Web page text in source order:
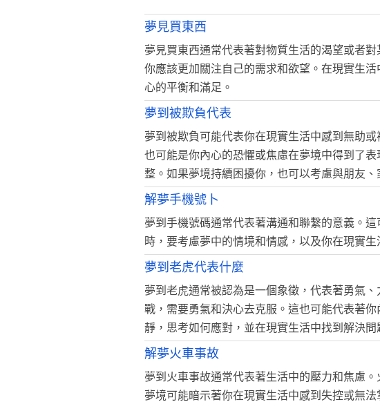
夢見買東西
夢見買東西通常代表著對物質生活的渴望或者
你應該更加關注自己的需求和欲望。在現實生
心的平衡和滿足。
夢到被欺負代表
夢到被欺負可能代表你在現實生活中感到無助
也可能是你內心的恐懼或焦慮在夢境中得到了
整。如果夢境持續困擾你，也可以考慮與朋友、
解夢手機號卜
夢到手機號碼通常代表著溝通和聯繫的意義。
時，要考慮夢中的情境和情感，以及你在現實
夢到老虎代表什麼
夢到老虎通常被認為是一個象徵，代表著勇氣
戰，需要勇氣和決心去克服。這也可能代表著
靜，思考如何應對，並在現實生活中找到解決問
解夢火車事故
夢到火車事故通常代表著生活中的壓力和焦慮
夢境可能暗示著你在現實生活中感到失控或無